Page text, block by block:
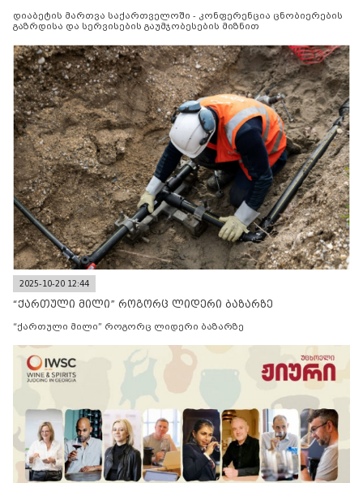
დიაბეტის მართვა საქართველოში - კონფერენცია ცნობიერების
გაზრდისა და სერვისების გაუმჯობესების მიზნით
2025-10-20 12:44
“ქართული მილი” როგორც ლიდერი ბაზარზე
“ქართული მილი” როგორც ლიდერი ბაზარზე